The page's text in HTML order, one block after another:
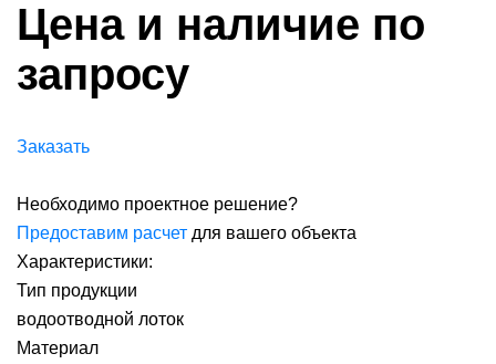
Цена и наличие по
запросу
Заказать
Необходимо проектное решение?
Предоставим расчет для вашего объекта
Характеристики:
Тип продукции
водоотводной лоток
Материал